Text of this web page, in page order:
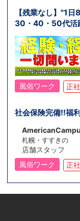
【残業なし】"1
30・40・50代活
風俗ワーク 正
社会保険完備!!福
札幌・すすきの
店舗スタッフ
風俗ワーク
正